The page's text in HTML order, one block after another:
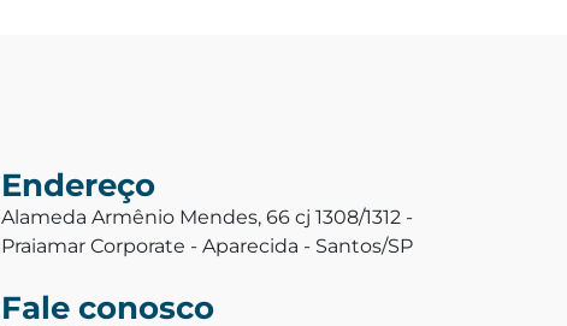
Endereço
Alameda Armênio Mendes, 66 cj 1308/1312 -
Praiamar Corporate - Aparecida - Santos/SP
Fale conosco